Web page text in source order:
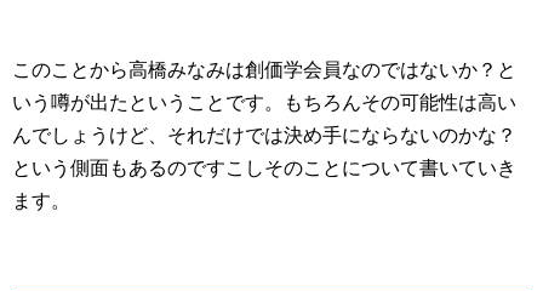
このことから高橋みなみは創価学会員なのではないか？と
いう噂が出たということです。もちろんその可能性は高い
んでしょうけど、それだけでは決め手にならないのかな？
という側面もあるのですこしそのことについて書いていき
ます。